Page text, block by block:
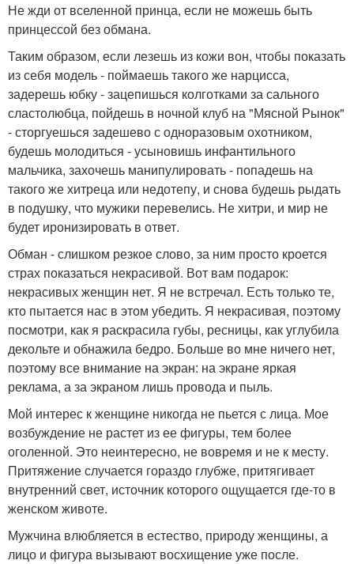
Не жди от вселенной принца, если не можешь быть
принцессой без обмана.
Таким образом, если лезешь из кожи вон, чтобы показать
из себя модель - поймаешь такого же нарцисса,
задерешь юбку - зацепишься колготками за сального
сластолюбца, пойдешь в ночной клуб на "Мясной Рынок"
- сторгуешься задешево с одноразовым охотником,
будешь молодиться - усыновишь инфантильного
мальчика, захочешь манипулировать - попадешь на
такого же хитреца или недотепу, и снова будешь рыдать
в подушку, что мужики перевелись. Не хитри, и мир не
будет иронизировать в ответ.
Обман - слишком резкое слово, за ним просто кроется
страх показаться некрасивой. Вот вам подарок:
некрасивых женщин нет. Я не встречал. Есть только те,
кто пытается нас в этом убедить. Я некрасивая, поэтому
посмотри, как я раскрасила губы, ресницы, как углубила
декольте и обнажила бедро. Больше во мне ничего нет,
поэтому все внимание на экран: на экране яркая
реклама, а за экраном лишь провода и пыль.
Мой интерес к женщине никогда не пьется с лица. Мое
возбуждение не растет из ее фигуры, тем более
оголенной. Это неинтересно, не вовремя и не к месту.
Притяжение случается гораздо глубже, притягивает
внутренний свет, источник которого ощущается где-то в
женском животе.
Мужчина влюбляется в естество, природу женщины, а
лицо и фигура вызывают восхищение уже после.